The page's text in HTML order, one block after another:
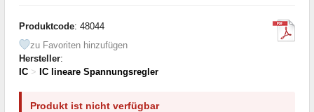
Produktcode: 48044
zu Favoriten hinzufügen
Hersteller:
IC > IC lineare Spannungsregler
Produkt ist nicht verfügbar